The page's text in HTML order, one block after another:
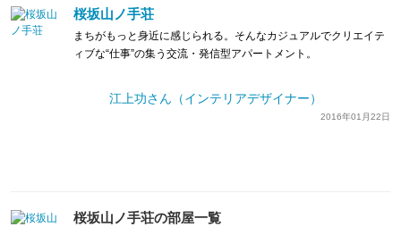
桜坂山ノ手荘
まちがもっと身近に感じられる。そんなカジュアルでクリエイテ
ィブな“仕事”の集う交流・発信型アパートメント。
江上功さん（インテリアデザイナー）
2016年01月22日
桜坂山ノ手荘の部屋一覧